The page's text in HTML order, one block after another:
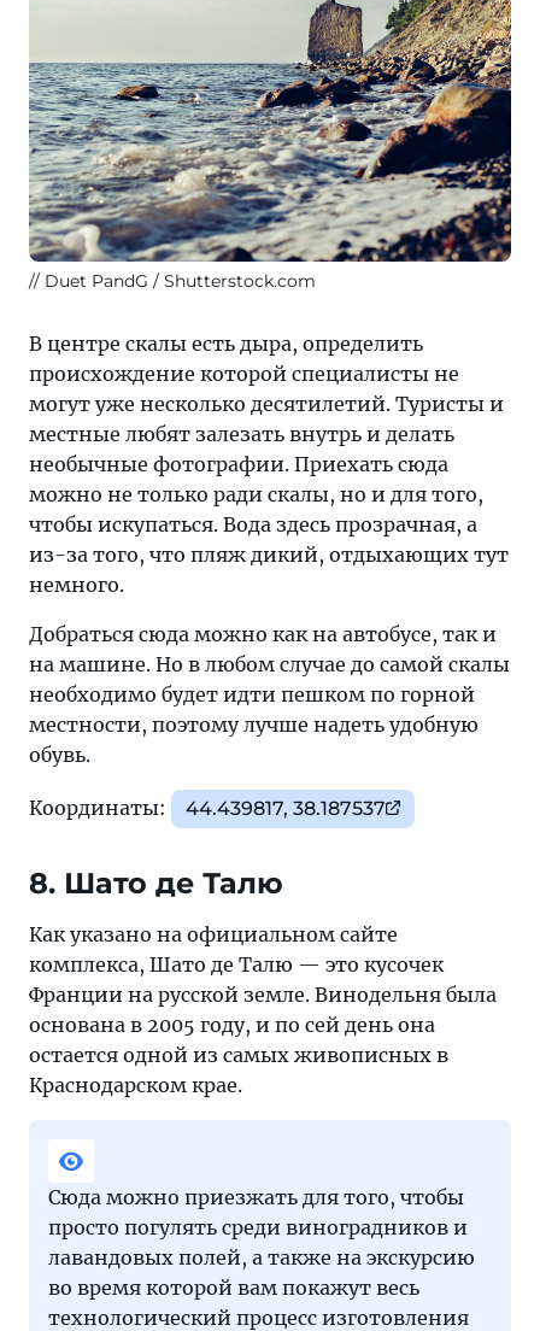
Duet PandG / Shutterstock.com
В центре скалы есть дыра, определить
происхождение которой специалисты не
могут уже несколько десятилетий. Туристы и
местные любят залезать внутрь и делать
необычные фотографии. Приехать сюда
можно не только ради скалы, но и для того,
чтобы искупаться. Вода здесь прозрачная, а
из-за того, что пляж дикий, отдыхающих тут
немного.
Добраться сюда можно как на автобусе, так и
на машине. Но в любом случае до самой скалы
необходимо будет идти пешком по горной
местности, поэтому лучше надеть удобную
обувь.
Координаты: 44.439817, 38.187537
8. Шато де Талю
Как указано на официальном сайте
комплекса, Шато де Талю — это кусочек
Франции на русской земле. Винодельня была
основана в 2005 году, и по сей день она
остается одной из самых живописных в
Краснодарском крае.
Сюда можно приезжать для того, чтобы
просто погулять среди виноградников и
лавандовых полей, а также на экскурсию
во время которой вам покажут весь
технологический процесс изготовления